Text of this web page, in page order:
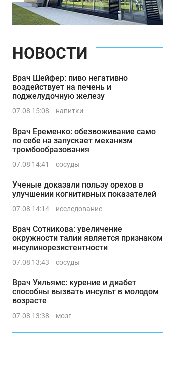
НОВОСТИ
Врач Шейфер: пиво негативно
воздействует на печень и
поджелудочную железу
07.08 15:08 напитки
Врач Еременко: обезвоживание само
по себе на запускает механизм
тромбообразования
07.08 14:41 сосуды
Ученые доказали пользу орехов в
улучшении когнитивных показателей
07.08 14:14 исследование
Врач Сотникова: увеличение
окружности талии является признаком
инсулинорезистентности
07.08 13:43 сосуды
Врач Уильямс: курение и диабет
способны вызвать инсульт в молодом
возрасте
07.08 13:38 мозг